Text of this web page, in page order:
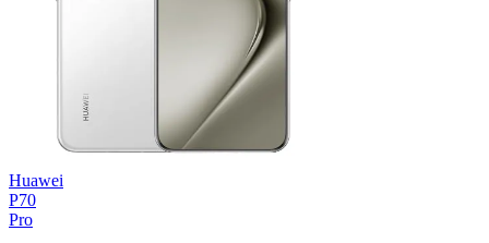
Huawei
P70
Pro